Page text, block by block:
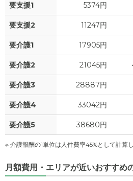
食費 ?
水道・光熱費
上乗せ介護費 ?
その他
介護保険料
要支援1 5374円
要支援2 11247円
要介護1 17905円
要介護2 21045円
要介護3 28887円
要介護4 33042円
要介護5 38680円
※ 介護報酬の1単位は人件費率45%として計算
月額費用・エリアが近いおすすめ